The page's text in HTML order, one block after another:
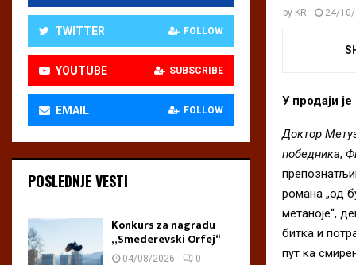
by KR 24/
У продаји
Доктор
победника,
романа „од
метаноје“,
битка и
пут ка
TWITTER FOLLOW
YOUTUBE SUBSCRIBE
EMAIL FOLLOW
POSLEDNJE VESTI
Konkurs za nagradu
„Smederevski Orfej“
04/08/2026 0